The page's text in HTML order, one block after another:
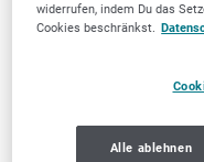
widerrufen, indem Du das
Cookies beschränkst.
Alle ablehnen